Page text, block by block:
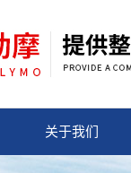
关于我们